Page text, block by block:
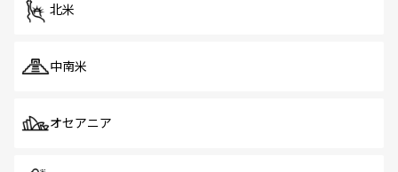
北米
中南米
オセアニア